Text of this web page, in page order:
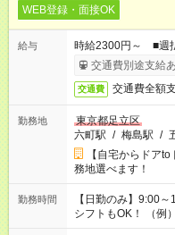
WEB登録・面接OK
給与
時給2300円～ ■週
交通費別途支給
交通費 交通費全額
勤務地
東京都足立区
六町駅 / 梅島駅 /
【自宅からドア
務地選べます！
勤務時間
【日勤のみ】9:00～17:00（休
シフトもOK！ （
「家族とお休みを合